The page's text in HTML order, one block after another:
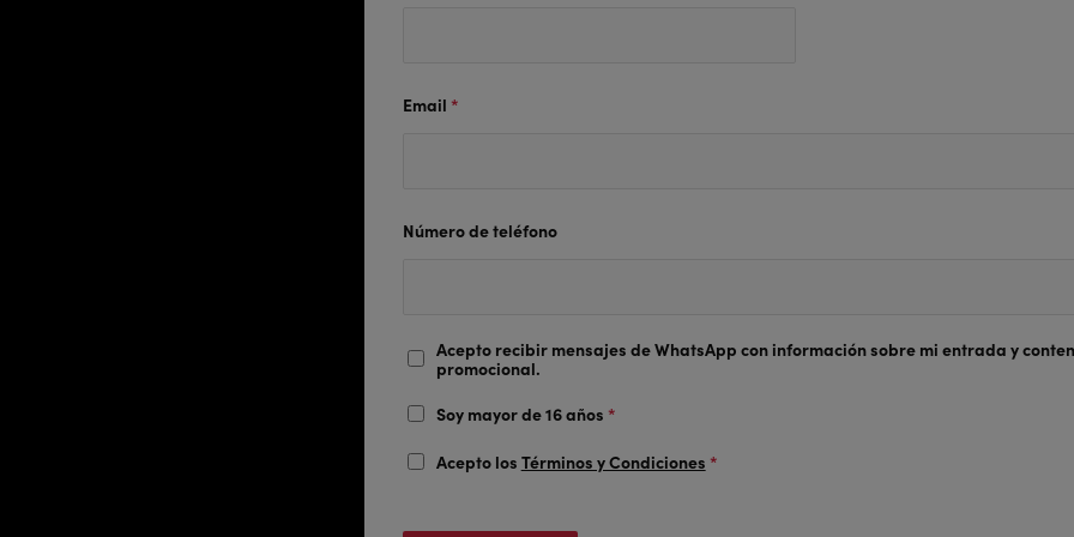
Email *
Número de teléfono
Acepto recibir mensajes de WhatsApp con información sobre mi entrada y
promocional.
Soy mayor de 16 años *
Acepto los Términos y Condiciones *